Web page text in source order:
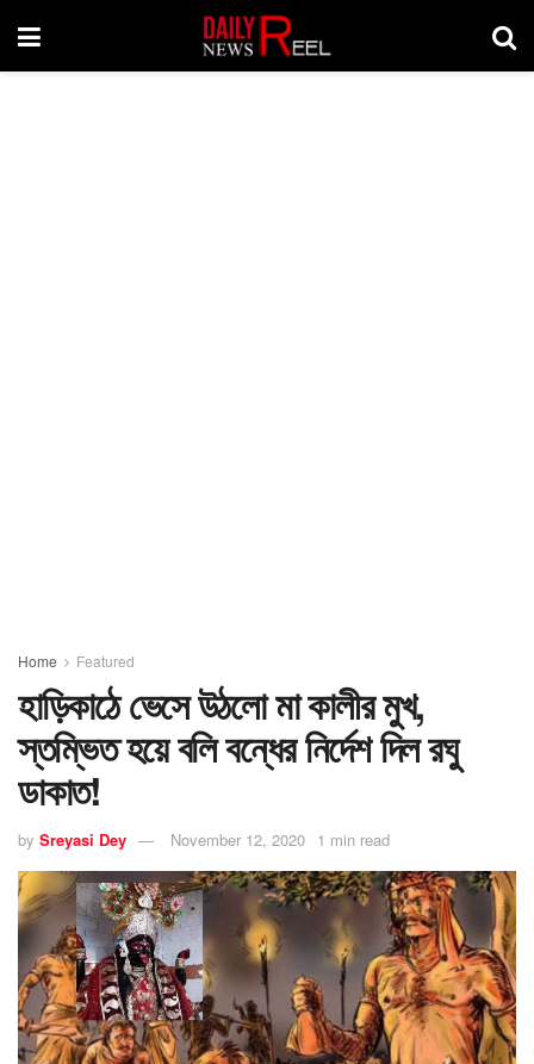
Home Featured
হাড়িকাঠে ভেসে উঠলো মা কালীর মুখ,
স্তম্ভিত হয়ে বলি বন্ধের নির্দেশ দিল রঘু
ডাকাত!
by Sreyasi Dey November 12, 2020 1 min read